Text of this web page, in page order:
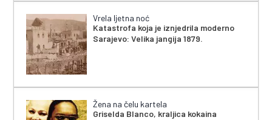
Vrela ljetna noć
Katastrofa koja je iznjedrila moderno
Sarajevo: Velika jangija 1879.
Žena na čelu kartela
Griselda Blanco, kraljica kokaina